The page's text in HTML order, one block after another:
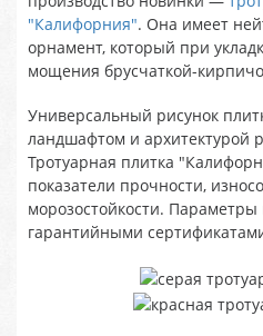
"Калифорния". Она имеет
орнамент, который при
мощения брусчаткой-
Универсальный рисунок
ландшафтом и архитектурой
Тротуарная плитка
показатели прочности,
морозостойкости.
гарантийными